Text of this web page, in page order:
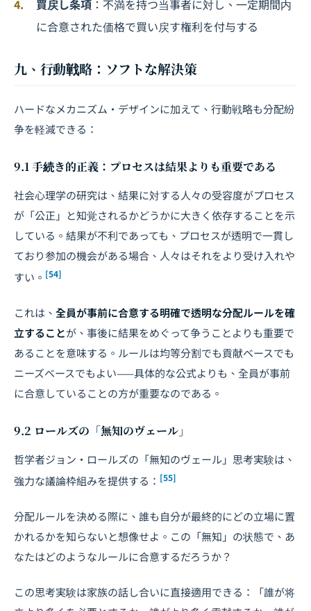
買戻し条項 ：不満を持つ当事者に対し、一定期間内
に合意された価格で買い戻す権利を付与する
九、行動戦略：ソフトな解決策
ハードなメカニズム・デザインに加えて、行動戦略も分配紛
争を軽減できる：
9.1 手続き的正義：プロセスは結果よりも重要である
社会心理学の研究は、結果に対する人々の受容度がプロセス
が「公正」と知覚されるかどうかに大きく依存することを示
している。結果が不利であっても、プロセスが透明で一貫し
ており参加の機会がある場合、人々はそれをより受け入れや
すい。 [54]
これは、 全員が事前に合意する明確で透明な分配ルールを確
立することが、事後に結果をめぐって争うことよりも重要で
あることを意味する。ルールは均等分割でも貢献ベースでも
ニーズベースでもよい——具体的な公式よりも、全員が事前
に合意していることの方が重要なのである。
9.2 ロールズの「無知のヴェール」
哲学者ジョン・ロールズの「無知のヴェール」思考実験は、
強力な議論枠組みを提供する： [55]
分配ルールを決める際に、誰も自分が最終的にどの立場に置
かれるかを知らないと想像せよ。この「無知」の状態で、あ
なたはどのようなルールに合意するだろうか？
この思考実験は家族の話し合いに直接適用できる：「誰が将